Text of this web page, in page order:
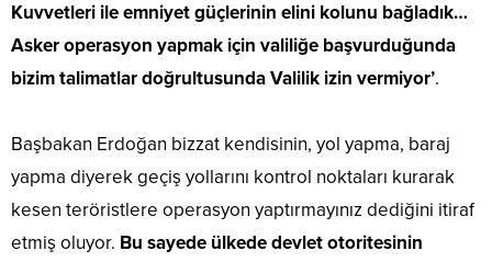
Kuvvetleri ile emniyet güçlerinin elini kolunu bağladık…
Asker operasyon yapmak için valiliğe başvurduğunda
bizim talimatlar doğrultusunda Valilik izin vermiyor’.
Başbakan Erdoğan bizzat kendisinin, yol yapma, baraj
yapma diyerek geçiş yollarını kontrol noktaları kurarak
kesen teröristlere operasyon yaptırmayınız dediğini itiraf
etmiş oluyor. Bu sayede ülkede devlet otoritesinin